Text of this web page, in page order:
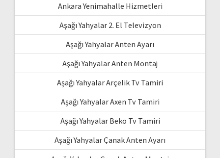
Ankara Yenimahalle Hizmetleri
Aşağı Yahyalar 2. El Televizyon
Aşağı Yahyalar Anten Ayarı
Aşağı Yahyalar Anten Montaj
Aşağı Yahyalar Arçelik Tv Tamiri
Aşağı Yahyalar Axen Tv Tamiri
Aşağı Yahyalar Beko Tv Tamiri
Aşağı Yahyalar Çanak Anten Ayarı